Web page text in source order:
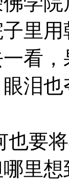
里
看
泪
将
里